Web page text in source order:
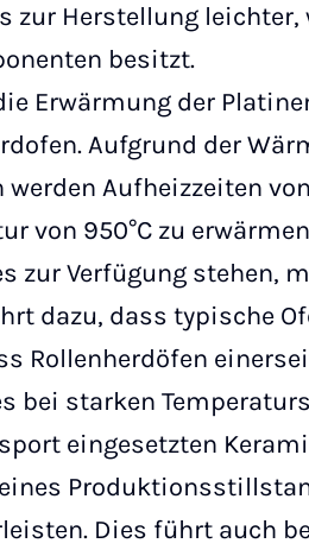
zur Herstellung
besitzt.
Erwärmung der
Aufgrund der
Aufheizzeiten
von 950°C zu
zur Verfügung stehen,
dazu, dass typische
Rollenherdöfen
bei starken
eingesetzten
Dies führt auch